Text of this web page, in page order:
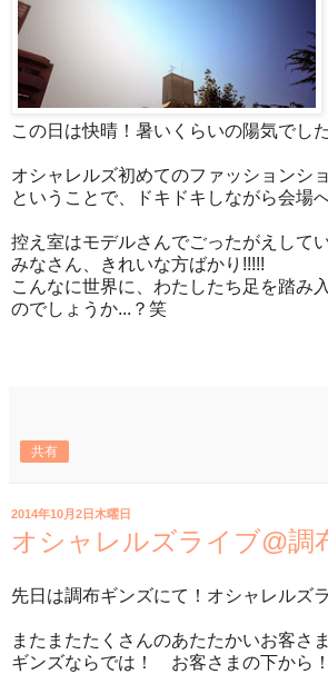
この日は快晴！暑いくらいの陽気でし
オシャレルズ初めてのファッションシ
ということで、ドキドキしながら会場
控え室はモデルさんでごったがえしてい
みなさん、きれいな方ばかり!!!!!
こんなに世界に、わたしたち足を踏み
のでしょうか...？笑
共有
2014年10月2日木曜日
オシャレルズライブ@調
先日は調布ギンズにて！オシャレルズ
またまたたくさんのあたたかいお客さ
ギンズならでは！ お客さまの下から！